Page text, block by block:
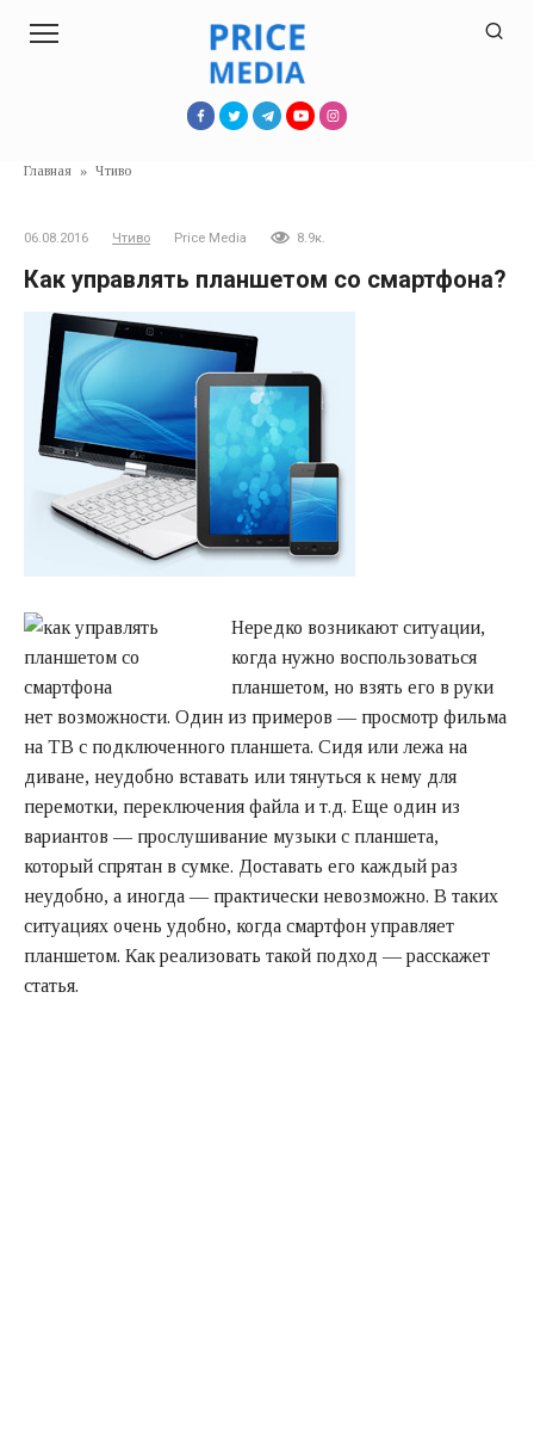
Главная » Чтиво
06.08.2016 Чтиво Price Media 8.9к.
Как управлять планшетом со смартфона?
Нередко возникают ситуации,
когда нужно воспользоваться
планшетом, но взять его в руки
нет возможности. Один из примеров — просмотр фильма
на ТВ с подключенного планшета. Сидя или лежа на
диване, неудобно вставать или тянуться к нему для
перемотки, переключения файла и т.д. Еще один из
вариантов — прослушивание музыки с планшета,
который спрятан в сумке. Доставать его каждый раз
неудобно, а иногда — практически невозможно. В таких
ситуациях очень удобно, когда смартфон управляет
планшетом. Как реализовать такой подход — расскажет
статья.